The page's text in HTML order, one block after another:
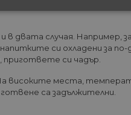
двата случая. Например,
си охладени за
пригответе си чадър.
места,
са задължителни.